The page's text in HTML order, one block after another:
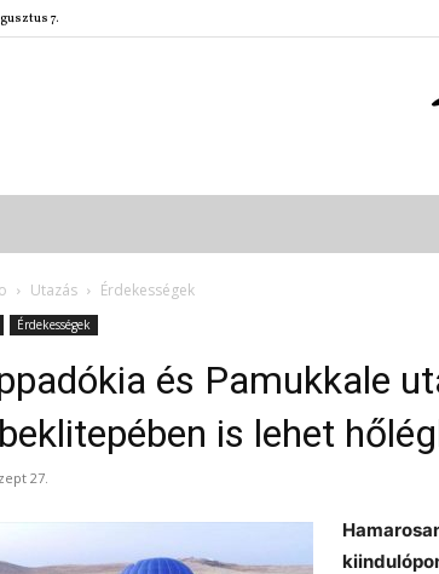
7.
Utazás Érdekességek
Érdekességek
és Pamukkale
is lehet
27.